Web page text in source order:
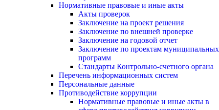
Нормативные правовые и иные акты
Акты проверок
Заключение на проект решения
Заключение по внешней проверке
Заключение на годовой отчет
Заключение по проектам муниципальных
программ
Стандарты Контрольно-счетного органа
Перечень информационных систем
Персональные данные
Противодействие коррупции
Нормативные правовые и иные акты в